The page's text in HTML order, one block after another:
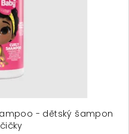
- dětský šampon